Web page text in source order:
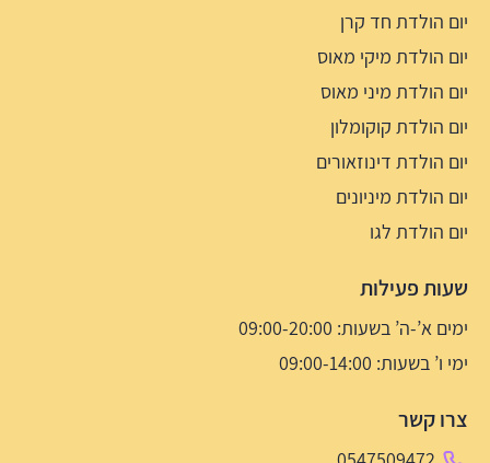
יום הולדת חד קרן
יום הולדת מיקי מאוס
יום הולדת מיני מאוס
יום הולדת קוקומלון
יום הולדת דינוזאורים
יום הולדת מיניונים
יום הולדת לגו
שעות פעילות
ימים א’-ה’ בשעות: 09:00-20:00
ימי ו’ בשעות: 09:00-14:00
צרו קשר